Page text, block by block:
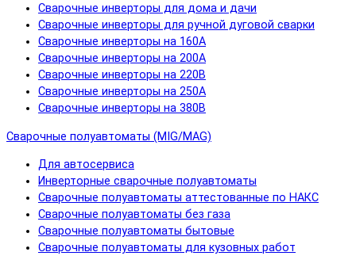
Сварочные инверторы для дома и дачи
Сварочные инверторы для ручной дуговой сварки
Сварочные инверторы на 160А
Сварочные инверторы на 200А
Сварочные инверторы на 220В
Сварочные инверторы на 250А
Сварочные инверторы на 380В
Сварочные полуавтоматы (MIG/MAG)
Для автосервиса
Инверторные сварочные полуавтоматы
Сварочные полуавтоматы аттестованные по НАКС
Сварочные полуавтоматы без газа
Сварочные полуавтоматы бытовые
Сварочные полуавтоматы для кузовных работ